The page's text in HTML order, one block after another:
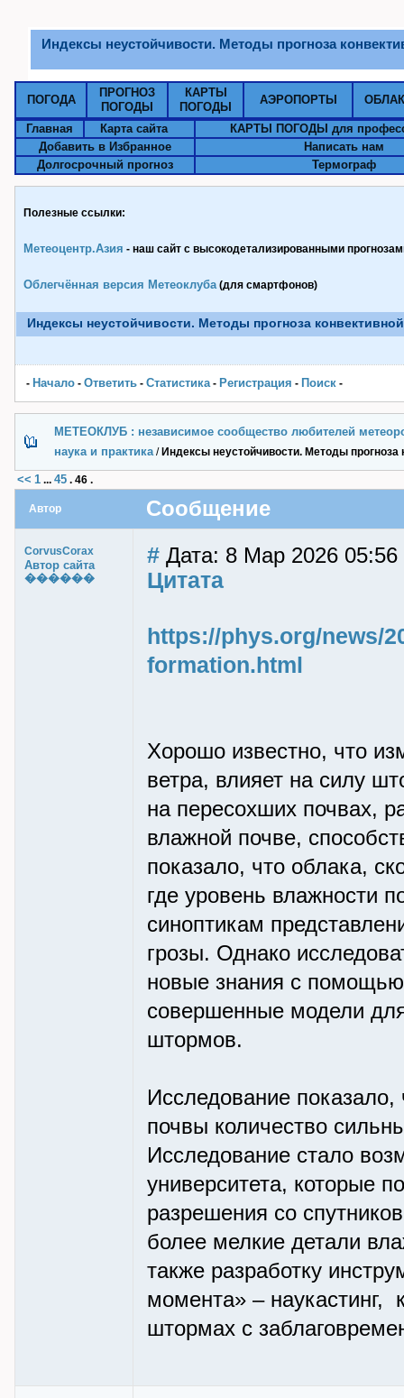
Индексы неустойчивости. Методы прогноза
ПОГОДА
ПРОГНОЗ
ПОГОДЫ
КАРТЫ
ПОГОДЫ
АЭРОПОРТЫ
Главная Карта сайта
КАРТЫ ПОГОДЫ для
Добавить в Избранное
Написать нам
Долгосрочный прогноз
Термограф
Полезные ссылки:
Метеоцентр.Азия - наш сайт с высокодетализированными
Облегчённая версия Метеоклуба(для смартфонов)
Индексы неустойчивости. Методы прогноза
- Начало - Ответить - Статистика- Pегистрация - Поиск -
МЕТЕОКЛУБ : независимое сообщество любителей
наука и практика/ Индексы неустойчивости. Методы прогноза
<< 1 ... 45 . 46 .
Автор Сообщение
CorvusCorax
Автор сайта
������
# Дата: 8 Мар 2026 05:56
Цитата
https://phys.org/news/
formation.html
Хорошо известно, что
ветра, влияет на силу
на пересохших почвах,
влажной почве,
показало, что облака,
где уровень влажности
синоптикам
грозы. Однако
новые знания с помощью
совершенные модели
штормов.
Исследование показало,
почвы количество
Исследование стало
университета, которые
разрешения со
более мелкие детали
также разработку
момента» – наукастинг,
штормах с